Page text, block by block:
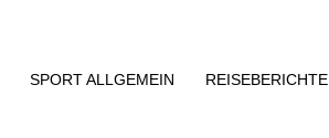
SPORT ALLGEMEIN REISEBERICHTE